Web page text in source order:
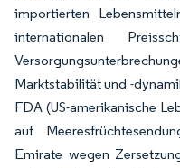
importierten
internationalen
Marktstabilität und -
FDA (US-amerikanische
auf
Emirate wegen